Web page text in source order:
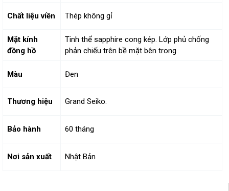
Chất liệu viền Thép không gỉ
Mặt kính
đồng hồ
Tinh thể sapphire cong kép. Lớp phủ chống
phản chiếu trên bề mặt bên trong
Màu Đen
Thương hiệu Grand Seiko.
Bảo hành 60 tháng
Nơi sản xuất Nhật Bản